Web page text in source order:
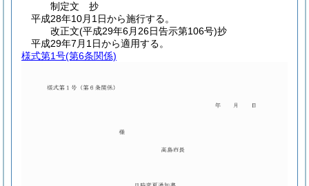
制定文 抄
平成28年10月1日から施行する。
改正文(平成29年6月26日告示第106号)抄
平成29年7月1日から適用する。
様式第1号(第6条関係)